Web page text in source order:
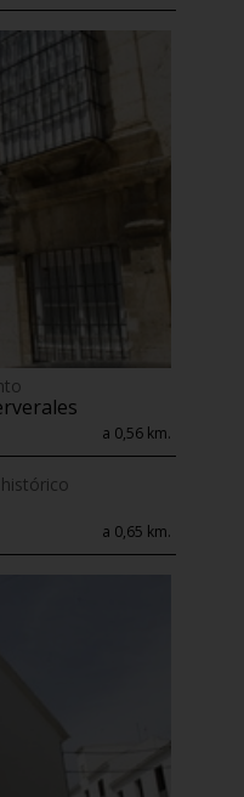
a 0,56 km.
a 0,65 km.